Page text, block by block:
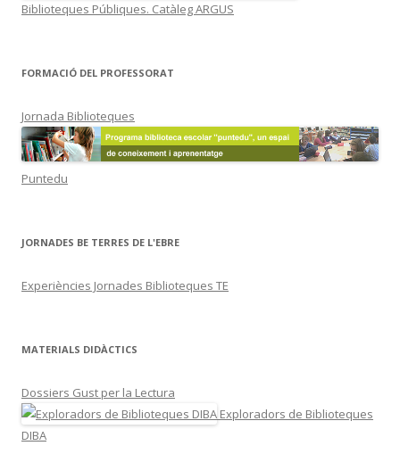
Biblioteques Públiques. Catàleg ARGUS
FORMACIÓ DEL PROFESSORAT
Jornada Biblioteques
Puntedu
JORNADES BE TERRES DE L'EBRE
Experiències Jornades Biblioteques TE
MATERIALS DIDÀCTICS
Dossiers Gust per la Lectura
Exploradors de Biblioteques
DIBA